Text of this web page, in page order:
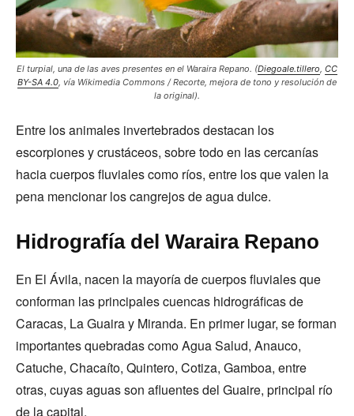
El turpial, una de las aves presentes en el Waraira Repano. (Diegoale.tillero, CC
BY-SA 4.0, vía Wikimedia Commons / Recorte, mejora de tono y resolución de
la original).
Entre los animales invertebrados destacan los
escorpiones y crustáceos, sobre todo en las cercanías
hacia cuerpos fluviales como ríos, entre los que valen la
pena mencionar los cangrejos de agua dulce.
Hidrografía del Waraira Repano
En El Ávila, nacen la mayoría de cuerpos fluviales que
conforman las principales cuencas hidrográficas de
Caracas, La Guaira y Miranda. En primer lugar, se forman
importantes quebradas como Agua Salud, Anauco,
Catuche, Chacaíto, Quintero, Cotiza, Gamboa, entre
otras, cuyas aguas son afluentes del Guaire, principal río
de la capital.